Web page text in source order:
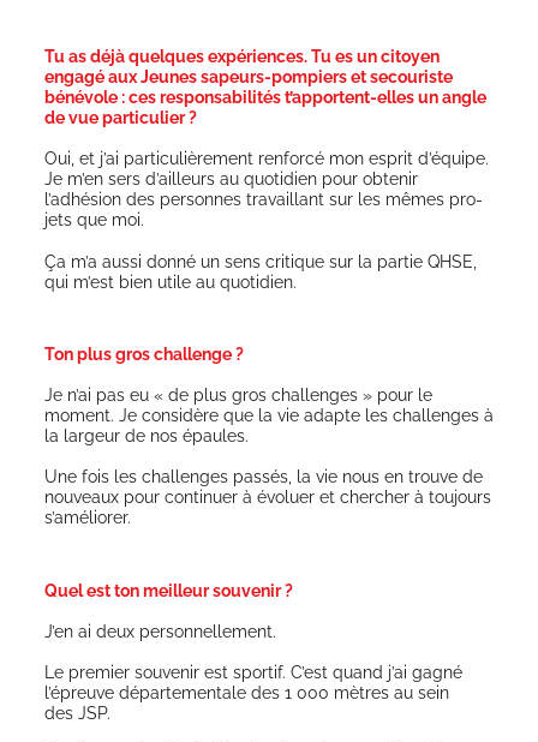
Tu as déjà quelques expériences. Tu es un citoyen
engagé aux Jeunes sapeurs-pompiers et secouriste
bénévole : ces responsabilités t’apportent-elles un angle
de vue particulier ?
Oui, et j’ai par­ti­cu­liè­re­ment ren­for­cé mon esprit d’équipe.
Je m’en sers d’ailleurs au quo­ti­dien pour obte­nir
l’adhésion des per­sonnes tra­vaillant sur les mêmes pro­
jets que moi.
Ça m’a aus­si don­né un sens cri­tique sur la par­tie QHSE,
qui m’est bien utile au quotidien.
Ton plus gros challenge ?
Je n’ai pas eu « de plus gros chal­lenges » pour le
moment. Je consi­dère que la vie adapte les chal­lenges à
la lar­geur de nos épaules.
Une fois les chal­lenges pas­sés, la vie nous en trouve de
nou­veaux pour conti­nuer à évo­luer et cher­cher à tou­jours
s’améliorer.
Quel est ton meilleur souvenir ?
J’en ai deux personnellement.
Le pre­mier sou­ve­nir est spor­tif. C’est quand j’ai gagné
l’épreuve dépar­te­men­tale des 1 000 mètres au sein
des JSP.